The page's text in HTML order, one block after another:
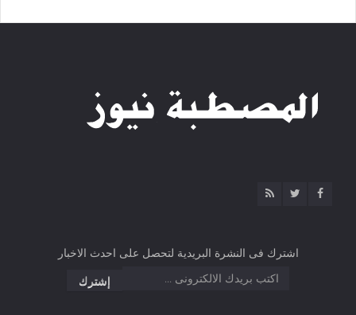
اشترك فى النشرة البريدية لتحصل على احدث الاخبار